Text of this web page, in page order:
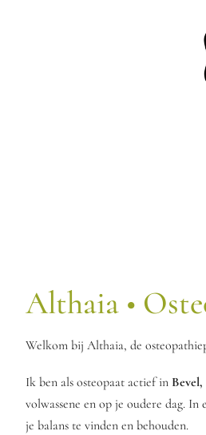
Althaia •
Welkom bij Althaia, de
Ik ben als osteopaat actief in
volwassene en op je oudere dag.
je balans te vinden en behouden.